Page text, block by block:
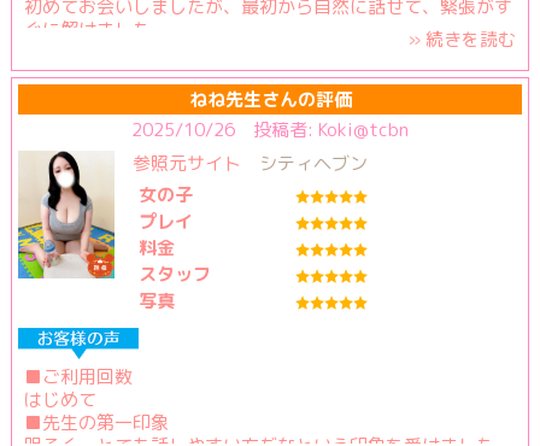
初めてお会いしましたが、最初から自然に話せて、緊張がす
ぐに解けました。
終始やさしくリードしてくれて、本当に心地よい時間を過ご
せました。
【料金納得度】
この内容でこの価格はかなり満足度が高いです。
サービスの質を考えるとコスパは抜群だと思います。
【プレイ内容】
こちらの希望をしっかり聞いてくれて、自然な流れで進めて
くれました。
時間いっぱいまで丁寧に対応してくれて、最後まで優しい雰
囲気のままでした。
【スタッフの対応】
予約のやり取りから入室までスムーズで、質問にも丁寧に答
えていただきました。
全体的に安心して利用できました。ありがとうございまし
» 続きを読む
ねね先生さんの評価
2025/10/26 投稿者: Koki@tcbn
参照元サイト シティヘブン
女の子
プレイ
料金
スタッフ
写真
■ご利用回数
はじめて
■先生の第一印象